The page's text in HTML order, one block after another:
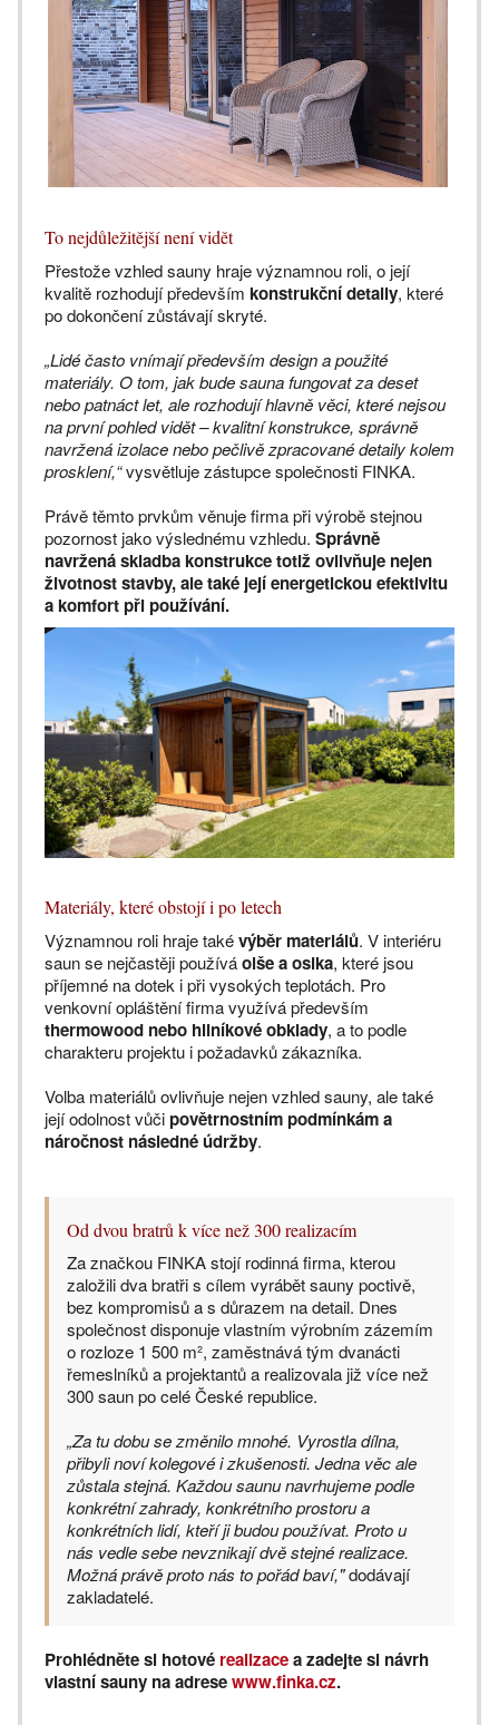
To nejdůležitější není vidět
Přestože vzhled sauny hraje významnou roli, o její
kvalitě rozhodují především konstrukční detaily, které
po dokončení zůstávají skryté.
„Lidé často vnímají především design a použité
materiály. O tom, jak bude sauna fungovat za deset
nebo patnáct let, ale rozhodují hlavně věci, které nejsou
na první pohled vidět – kvalitní konstrukce, správně
navržená izolace nebo pečlivě zpracované detaily kolem
prosklení,“vysvětluje zástupce společnosti FINKA.
Právě těmto prvkům věnuje firma při výrobě stejnou
pozornost jako výslednému vzhledu. Správně
navržená skladba konstrukce totiž ovlivňuje nejen
životnost stavby, ale také její energetickou efektivitu
a komfort při používání.
Materiály, které obstojí i po letech
Významnou roli hraje takévýběr materiálů. V interiéru
saun se nejčastěji používáolše a osika, které jsou
příjemné na dotek i při vysokých teplotách. Pro
venkovní opláštění firma využívá především
thermowood nebo hliníkové obklady, a to podle
charakteru projektu i požadavků zákazníka.
Volba materiálů ovlivňuje nejen vzhled sauny, ale také
její odolnost vůčipovětrnostním podmínkám a
náročnost následné údržby.
Od dvou bratrů k více než 300 realizacím
Za značkou FINKA stojí rodinná firma, kterou
založili dva bratři s cílem vyrábět sauny poctivě,
bez kompromisů a s důrazem na detail. Dnes
společnost disponuje vlastním výrobním zázemím
o rozloze 1 500 m², zaměstnává tým dvanácti
řemeslníků a projektantů a realizovala již více než
300 saun po celé České republice.
„Za tu dobu se změnilo mnohé. Vyrostla dílna,
přibyli noví kolegové i zkušenosti. Jedna věc ale
zůstala stejná. Každou saunu navrhujeme podle
konkrétní zahrady, konkrétního prostoru a
konkrétních lidí, kteří ji budou používat. Proto u
nás vedle sebe nevznikají dvě stejné realizace.
Možná právě proto nás to pořád baví,"dodávají
zakladatelé.
Prohlédněte si hotové realizacea zadejte si návrh
vlastní sauny na adresewww.finka.cz.